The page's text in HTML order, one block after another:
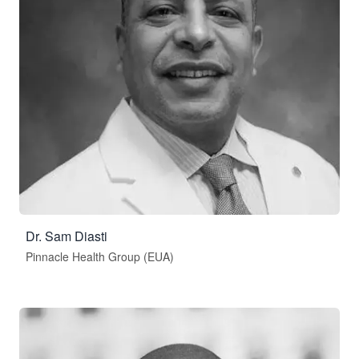
Dr. Sam Diasti
Pinnacle Health Group (EUA)